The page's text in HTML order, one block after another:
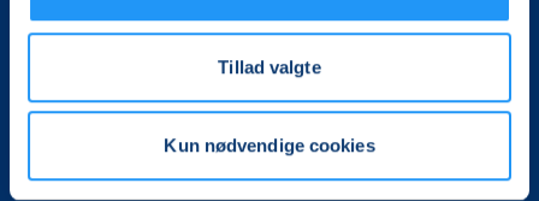
Tillad valgte
Kun nødvendige cookies
Det, der er vigtigt for samfundet, er vigtigt for os